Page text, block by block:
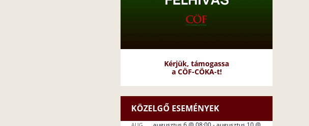
Kérjük, támogassa
a CÖF-CÖKA-t!
KÖZELGŐ ESEMÉNYEK